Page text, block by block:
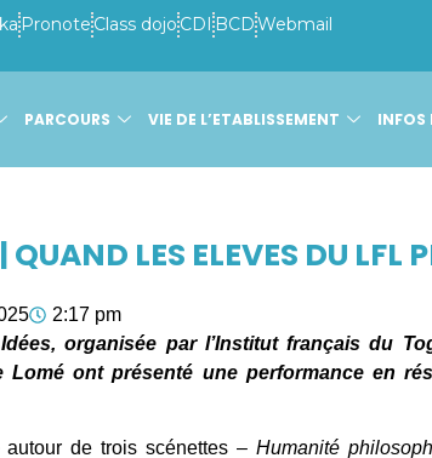
Pronote Class dojo CDI BCDWebmail
PARCOURS VIE DE L’ETABLISSEMENT INFOS
QUAND LES ELEVES DU LFL
2:17 pm
organisée par l’Institut français du
Lomé ont présenté une performance en
autour de trois scénettes – Humanité